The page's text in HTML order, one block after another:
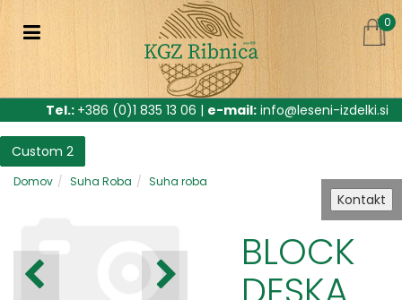
Kontakt
0
Tel.: +386 (0)1 835 13 06 | e-mail: info@leseni-izdelki.si
Custom 2
Domov Suha Roba Suha roba
BLOCK